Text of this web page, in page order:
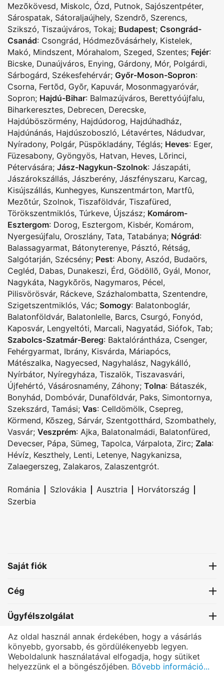
Mezõkövesd, Miskolc, Ózd, Putnok, Sajószentpéter,
Sárospatak, Sátoraljaújhely, Szendrõ, Szerencs,
Szikszó, Tiszaújváros, Tokaj; Budapest; Csongrád-
Csanád: Csongrád, Hódmezõvásárhely, Kistelek,
Makó, Mindszent, Mórahalom, Szeged, Szentes; Fejér:
Bicske, Dunaújváros, Enying, Gárdony, Mór, Polgárdi,
Sárbogárd, Székesfehérvár; Győr-Moson-Sopron:
Csorna, Fertõd, Gyõr, Kapuvár, Mosonmagyaróvár,
Sopron; Hajdú-Bihar: Balmazújváros, Berettyóújfalu,
Biharkeresztes, Debrecen, Derecske,
Hajdúböszörmény, Hajdúdorog, Hajdúhadház,
Hajdúnánás, Hajdúszoboszló, Létavértes, Nádudvar,
Nyíradony, Polgár, Püspökladány, Téglás; Heves: Eger,
Füzesabony, Gyöngyös, Hatvan, Heves, Lõrinci,
Pétervására; Jász-Nagykun-Szolnok: Jászapáti,
Jászárokszállás, Jászberény, Jászfényszaru, Karcag,
Kisújszállás, Kunhegyes, Kunszentmárton, Martfû,
Mezõtúr, Szolnok, Tiszaföldvár, Tiszafüred,
Törökszentmiklós, Túrkeve, Újszász; Komárom-
Esztergom: Dorog, Esztergom, Kisbér, Komárom,
Nyergesújfalu, Oroszlány, Tata, Tatabánya; Nógrád:
Balassagyarmat, Bátonyterenye, Pásztó, Rétság,
Salgótarján, Szécsény; Pest: Abony, Aszód, Budaörs,
Cegléd, Dabas, Dunakeszi, Érd, Gödöllõ, Gyál, Monor,
Nagykáta, Nagykõrös, Nagymaros, Pécel,
Pilisvörösvár, Ráckeve, Százhalombatta, Szentendre,
Szigetszentmiklós, Vác; Somogy: Balatonboglár,
Balatonföldvár, Balatonlelle, Barcs, Csurgó, Fonyód,
Kaposvár, Lengyeltóti, Marcali, Nagyatád, Siófok, Tab;
Szabolcs-Szatmár-Bereg: Baktalórántháza, Csenger,
Fehérgyarmat, Ibrány, Kisvárda, Máriapócs,
Mátészalka, Nagyecsed, Nagyhalász, Nagykálló,
Nyírbátor, Nyíregyháza, Tiszalök, Tiszavasvári,
Újfehértó, Vásárosnamény, Záhony; Tolna: Bátaszék,
Bonyhád, Dombóvár, Dunaföldvár, Paks, Simontornya,
Szekszárd, Tamási; Vas: Celldömölk, Csepreg,
Körmend, Kõszeg, Sárvár, Szentgotthárd, Szombathely,
Vasvár; Veszprém: Ajka, Balatonalmádi, Balatonfüred,
Devecser, Pápa, Sümeg, Tapolca, Várpalota, Zirc; Zala:
Hévíz, Keszthely, Lenti, Letenye, Nagykanizsa,
Zalaegerszeg, Zalakaros, Zalaszentgrót.
Románia | Szlovákia | Ausztria | Horvátország |
Szerbia
Saját fiók
Cég
Ügyfélszolgálat
Kapcsolat
PRETTONI®- All rights reserved.
Az oldal használ annak érdekében, hogy a vásárlás
könyebb, gyorsabb, és gördülékenyebb legyen.
Weboldalunk használatával elfogadja, hogy sütiket
helyezzünk el a böngészőjében. Bővebb információ...